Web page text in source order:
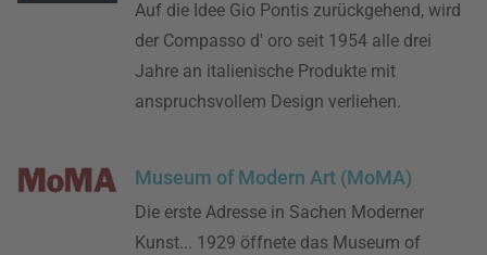
Auf die Idee Gio Pontis zurückgehend, wird
der Compasso d' oro seit 1954 alle drei
Jahre an italienische Produkte mit
anspruchsvollem Design verliehen.
Museum of Modern Art (MoMA)
Die erste Adresse in Sachen Moderner
Kunst... 1929 öffnete das Museum of